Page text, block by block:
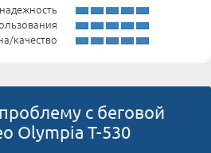
надежность
качество
с беговой
Olympia T-530